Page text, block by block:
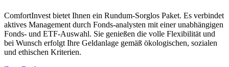
ComfortInvest bietet Ihnen ein Rundum-Sorglos Paket. Es verbindet
aktives Management durch Fonds-analysten mit einer unabhängigen
Fonds- und ETF-Auswahl. Sie genießen die volle Flexibilität und
bei Wunsch erfolgt Ihre Geldanlage gemäß ökologischen, sozialen
und ethischen Kriterien.